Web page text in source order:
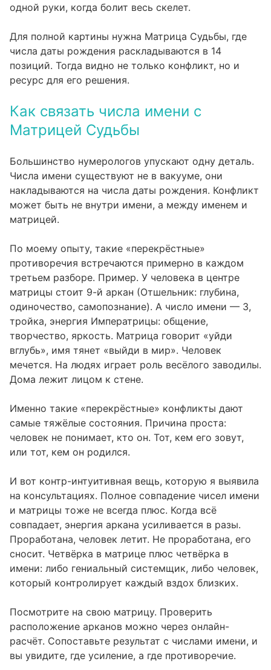
одной руки, когда болит весь скелет.
Для полной картины нужна Матрица Судьбы, где
числа даты рождения раскладываются в 14
позиций. Тогда видно не только конфликт, но и
ресурс для его решения.
Как связать числа имени с
Матрицей Судьбы
Большинство нумерологов упускают одну деталь.
Числа имени существуют не в вакууме, они
накладываются на числа даты рождения. Конфликт
может быть не внутри имени, а между именем и
матрицей.
По моему опыту, такие «перекрёстные»
противоречия встречаются примерно в каждом
третьем разборе. Пример. У человека в центре
матрицы стоит 9-й аркан (Отшельник: глубина,
одиночество, самопознание). А число имени — 3,
тройка, энергия Императрицы: общение,
творчество, яркость. Матрица говорит «уйди
вглубь», имя тянет «выйди в мир». Человек
мечется. На людях играет роль весёлого заводилы.
Дома лежит лицом к стене.
Именно такие «перекрёстные» конфликты дают
самые тяжёлые состояния. Причина проста:
человек не понимает, кто он. Тот, кем его зовут,
или тот, кем он родился.
И вот контр-интуитивная вещь, которую я выявила
на консультациях. Полное совпадение чисел имени
и матрицы тоже не всегда плюс. Когда всё
совпадает, энергия аркана усиливается в разы.
Проработана, человек летит. Не проработана, его
сносит. Четвёрка в матрице плюс четвёрка в
имени: либо гениальный системщик, либо человек,
который контролирует каждый вздох близких.
Посмотрите на свою матрицу. Проверить
расположение арканов можно через онлайн-
расчёт. Сопоставьте результат с числами имени, и
вы увидите, где усиление, а где противоречие.